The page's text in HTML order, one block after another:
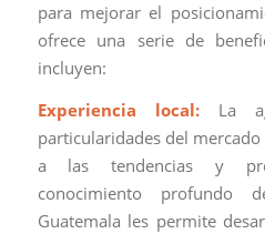
para mejorar el
ofrece una serie de
incluyen:
Experiencia local:La
particularidades del
a las tendencias y
conocimiento profundo
Guatemala les permite